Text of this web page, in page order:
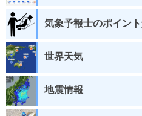
気象予報士のポイン
世界天気
地震情報